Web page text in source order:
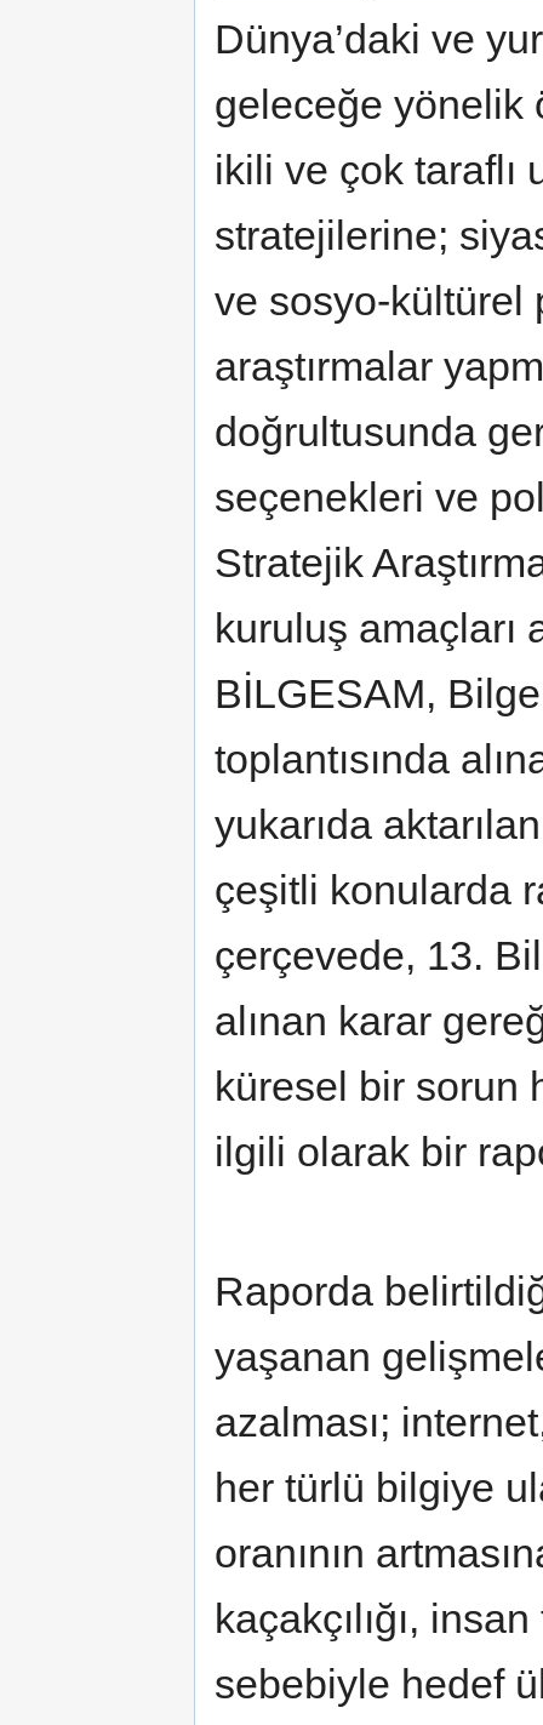
Dünya’daki ve
geleceğe yönelik
ikili ve çok taraflı
stratejilerine;
ve sosyo-kültürel
araştırmalar
doğrultusunda
seçenekleri ve
Stratejik
kuruluş amaçları
BİLGESAM,
toplantısında
yukarıda
çeşitli konularda
çerçevede, 13.
alınan karar
küresel bir sorun
ilgili olarak bir
Raporda
yaşanan
azalması;
her türlü bilgiye
oranının
kaçakçılığı,
sebebiyle hedef